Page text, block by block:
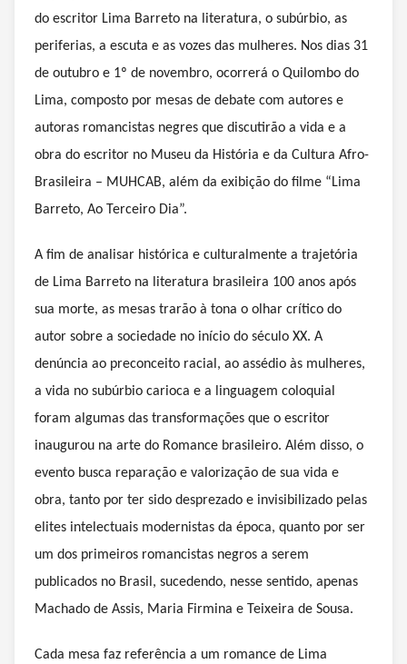
do escritor Lima Barreto na literatura, o subúrbio, as
periferias, a escuta e as vozes das mulheres. Nos dias 31
de outubro e 1º de novembro, ocorrerá o Quilombo do
Lima, composto por mesas de debate com autores e
autoras romancistas negres que discutirão a vida e a
obra do escritor no Museu da História e da Cultura Afro-
Brasileira – MUHCAB, além da exibição do filme “Lima
Barreto, Ao Terceiro Dia”.
A fim de analisar histórica e culturalmente a trajetória
de Lima Barreto na literatura brasileira 100 anos após
sua morte, as mesas trarão à tona o olhar crítico do
autor sobre a sociedade no início do século XX. A
denúncia ao preconceito racial, ao assédio às mulheres,
a vida no subúrbio carioca e a linguagem coloquial
foram algumas das transformações que o escritor
inaugurou na arte do Romance brasileiro. Além disso, o
evento busca reparação e valorização de sua vida e
obra, tanto por ter sido desprezado e invisibilizado pelas
elites intelectuais modernistas da época, quanto por ser
um dos primeiros romancistas negros a serem
publicados no Brasil, sucedendo, nesse sentido, apenas
Machado de Assis, Maria Firmina e Teixeira de Sousa.
Cada mesa faz referência a um romance de Lima